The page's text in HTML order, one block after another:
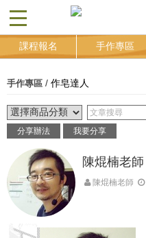
CLOSE
課程報名 手作專區
手作專區 / 作皂達人
分享辦法 我要分享
陳焜楠老師
陳焜楠老師